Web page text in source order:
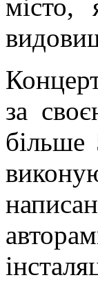
місто,
за
більше